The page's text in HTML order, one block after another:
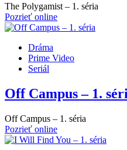
The Polygamist – 1. séria
Pozrieť online
Dráma
Prime Video
Seriál
Off Campus – 1.
Off Campus – 1. séria
Pozrieť online